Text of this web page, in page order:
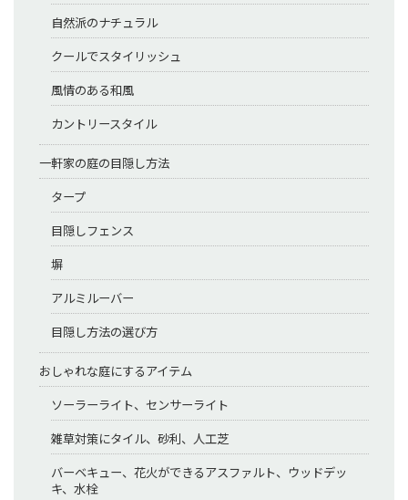
自然派のナチュラル
クールでスタイリッシュ
風情のある和風
カントリースタイル
一軒家の庭の目隠し方法
タープ
目隠しフェンス
塀
アルミルーバー
目隠し方法の選び方
おしゃれな庭にするアイテム
ソーラーライト、センサーライト
雑草対策にタイル、砂利、人工芝
バーベキュー、花火ができるアスファルト、ウッドデッ
キ、水栓